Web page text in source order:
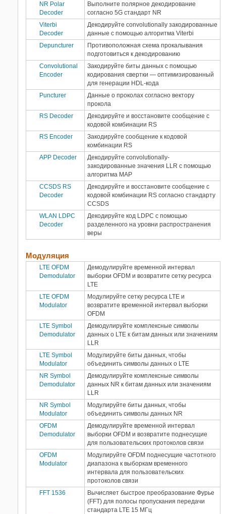
NR Polar
Decoder
Выполните полярное декодирование
согласно 5G стандарт NR
Viterbi
Decoder
Декодируйте convolutionally закодированные
данные с помощью алгоритма Viterbi
Depuncturer
Противоположная схема прокалывания
подготовиться к декодированию
Convolutional
Encoder
Закодируйте биты данных с помощью
кодирования свертки — оптимизированный
для генерации HDL-кода
Puncturer
Данные о проколах согласно вектору
прокола
RS Decoder
Декодируйте и восстановите сообщение с
кодовой комбинации RS
RS Encoder
Закодируйте сообщение к кодовой
комбинации RS
APP Decoder
Декодируйте convolutionally-
закодированные значения LLR с помощью
алгоритма MAP
CCSDS RS
Decoder
Декодируйте и восстановите сообщение с
кодовой комбинации RS согласно стандарту
CCSDS
WLAN LDPC
Decoder
Декодируйте код LDPC с помощью
разделенного на уровни распространения
веры
Модуляция
LTE OFDM
Demodulator
Демодулируйте временной интервал
выборки OFDM и возвратите сетку ресурса
LTE
LTE OFDM
Modulator
Модулируйте сетку ресурса LTE и
возвратите временной интервал выборки
OFDM
LTE Symbol
Demodulator
Демодулируйте комплексные символы
данных о LTE к битам данных или значениям
LLR
LTE Symbol
Modulator
Модулируйте биты данных, чтобы
объединить символы данных о LTE
NR Symbol
Demodulator
Демодулируйте комплексные символы
данных NR к битам данных или значениям
LLR
NR Symbol
Modulator
Модулируйте биты данных, чтобы
объединить символы данных NR
OFDM
Demodulator
Демодулируйте временной интервал
выборки OFDM и возвратите поднесущие
для пользовательских протоколов связи
OFDM
Modulator
Модулируйте OFDM поднесущие частотного
диапазона к выборкам временного
интервала для пользовательских
протоколов связи
FFT 1536
Вычисляет быстрое преобразование Фурье
(FFT) для полосы пропускания передачи
стандарта LTE 15 МГц